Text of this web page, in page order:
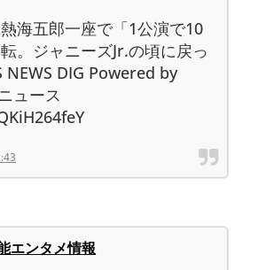
熱海五郎一座で「1公演で10
。ジャニーズJr.の頃に戻っ
NEWS DIG Powered by
ュース
エンタメ情報